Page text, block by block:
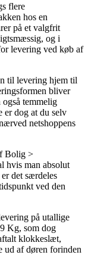
flere
hos en
på et valgfrit
og i
levering ved køb af
til levering hjem til
bliver
temmelig
er dog at du selv
netshoppens
Bolig >
hvis man absolut
det særdeles
ved den
på utallige
Kg, som dog
klokkeslæt,
ud af døren forinden